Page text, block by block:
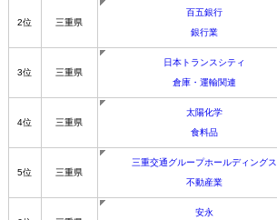
2位 三重県
百五銀行
銀行業
3位 三重県
日本トランスシティ
倉庫・運輸関連
4位 三重県
太陽化学
食料品
5位 三重県
三重交通グループホールディングス
不動産業
安永